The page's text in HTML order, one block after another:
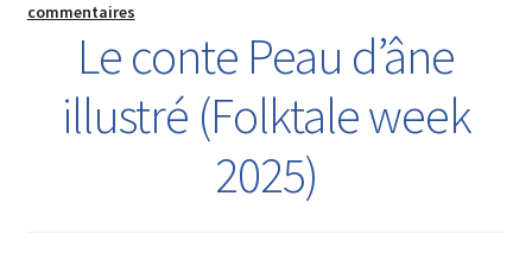
commentaires
Le conte Peau d’âne
illustré (Folktale week
2025)